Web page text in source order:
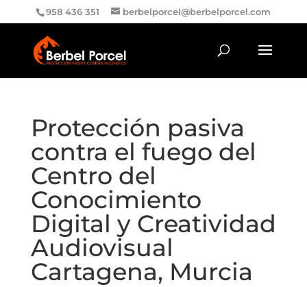
958 436 351 berbelporcel@berbelporcel.com
Protección pasiva
contra el fuego del
Centro del
Conocimiento
Digital y Creatividad
Audiovisual
Cartagena, Murcia